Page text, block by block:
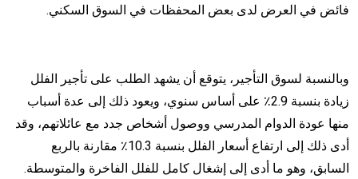
فائض في العرض لدى بعض المحفظات في السوق السكني.
وبالنسبة لسوق التأجير، يتوقع أن يشهد الطلب على تأجير الفلل
زيادة بنسبة 2.9٪ على أساس سنوي، ويعود ذلك إلى عدة أسباب
منها عودة الدوام المدرسي ووصول أشخاص جدد مع عائلاتهم، وقد
أدى ذلك إلى ارتفاع أسعار الفلل بنسبة 10.3٪ مقارنة بالربع
السابق، وهو ما أدى إلى إشغال كامل للفلل الفاخرة والمتوسطة.